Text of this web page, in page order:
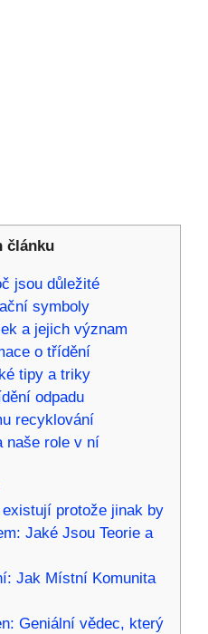
článku
jsou důležité
symboly
a jejich význam
o třídění
tipy a triky
odpadu
recyklování
naše role v ní
protože jinak by
Jaké Jsou Teorie a
Jak Místní Komunita
Geniální vědec, který